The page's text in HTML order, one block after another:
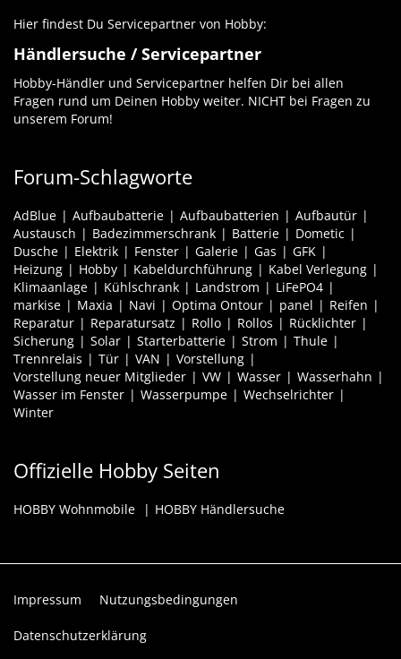
Hier findest Du Servicepartner von Hobby:
Händlersuche / Servicepartner
Hobby-Händler und Servicepartner helfen Dir bei allen
Fragen rund um Deinen Hobby weiter. NICHT bei Fragen zu
unserem Forum!
Forum-Schlagworte
AdBlue Aufbaubatterie Aufbaubatterien
Aufbautür
Austausch
Badezimmerschrank Batterie
Dometic
Dusche
Elektrik Fenster Galerie Gas
GFK
Heizung
Hobby Kabeldurchführung
Kabel Verlegung
Klimaanlage
Kühlschrank Landstrom
LiFePO4
markise
Maxia Navi Optima Ontour panel
Reifen
Reparatur
Reparatursatz Rollo Rollos
Rücklichter
Sicherung
Solar Starterbatterie Strom
Thule
Trennrelais
Tür VAN
Vorstellung
Vorstellung neuer Mitglieder
VW Wasser
Wasserhahn
Wasser im Fenster
Wasserpumpe
Wechselrichter
Winter
Offizielle Hobby Seiten
HOBBY Wohnmobile HOBBY Händlersuche
Impressum Nutzungsbedingungen
Datenschutzerklärung